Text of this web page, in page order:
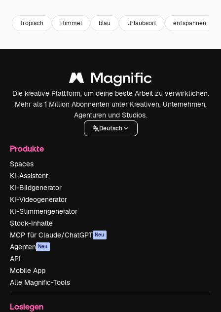
tropisch Himmel blau Urlaubsort entspannen
Die kreative Plattform, um deine beste Arbeit zu verwirklichen.
Mehr als 1 Million Abonnenten unter Kreativen, Unternehmen,
Agenturen und Studios.
Deutsch
Produkte
Spaces
KI-Assistent
KI-Bildgenerator
KI-Videogenerator
KI-Stimmengenerator
Stock-Inhalte
MCP für Claude/ChatGPT Neu
Agenten Neu
API
Mobile App
Alle Magnific-Tools
Loslegen